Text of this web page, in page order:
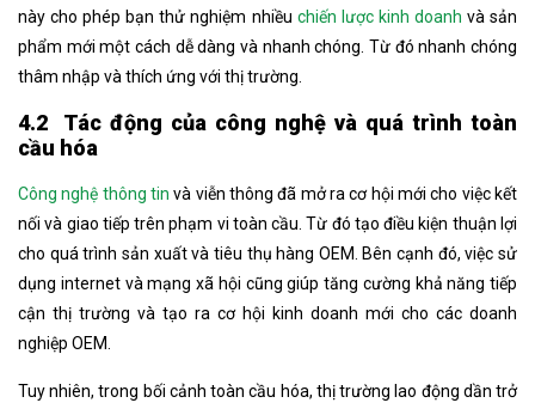
này cho phép bạn thử nghiệm nhiều chiến lược kinh doanh và sản
phẩm mới một cách dễ dàng và nhanh chóng. Từ đó nhanh chóng
thâm nhập và thích ứng với thị trường.
4.2 Tác động của công nghệ và quá trình toàn
cầu hóa
Công nghệ thông tin và viễn thông đã mở ra cơ hội mới cho việc kết
nối và giao tiếp trên phạm vi toàn cầu. Từ đó tạo điều kiện thuận lợi
cho quá trình sản xuất và tiêu thụ hàng OEM. Bên cạnh đó, việc sử
dụng internet và mạng xã hội cũng giúp tăng cường khả năng tiếp
cận thị trường và tạo ra cơ hội kinh doanh mới cho các doanh
nghiệp OEM.
Tuy nhiên, trong bối cảnh toàn cầu hóa, thị trường lao động dần trở